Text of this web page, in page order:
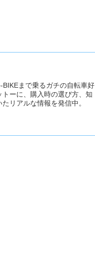
まで乗るガチの自転車好
ーに、購入時の選び方、知
リアルな情報を発信中。